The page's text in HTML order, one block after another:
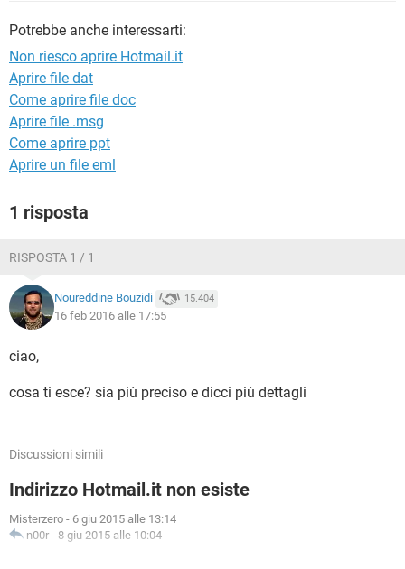
HARDWARE
Potrebbe anche interessarti:
Non riesco aprire Hotmail.it
Aprire file dat
Come aprire file doc
Aprire file .msg
Come aprire ppt
Aprire un file eml
1 risposta
RISPOSTA 1 / 1
Noureddine Bouzidi 15.404
16 feb 2016 alle 17:55
ciao,
cosa ti esce? sia più preciso e dicci più dettagli
Discussioni simili
Indirizzo Hotmail.it non esiste
Misterzero - 6 giu 2015 alle 13:14
n00r - 8 giu 2015 alle 10:04